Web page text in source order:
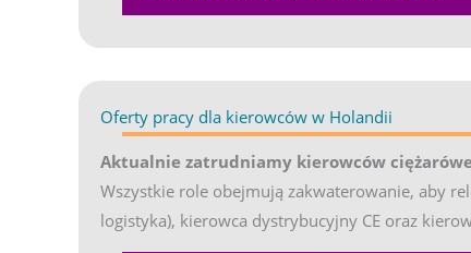
Oferty pracy dla kierowców w Holandii
Aktualnie zatrudniamy kierowców
Wszystkie role obejmują zakwaterowanie, aby
logistyka), kierowca dystrybucyjny CE oraz